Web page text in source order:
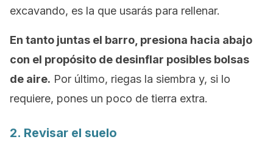
excavando, es la que usarás para rellenar.
En tanto juntas el barro, presiona hacia abajo
con el propósito de desinflar posibles bolsas
de aire. Por último, riegas la siembra y, si lo
requiere, pones un poco de tierra extra.
2. Revisar el suelo